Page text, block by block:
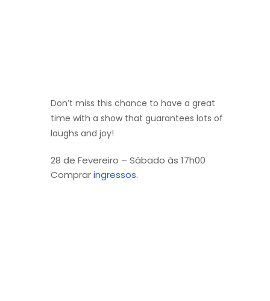
Don’t miss this chance to have a great
time with a show that guarantees lots of
laughs and joy!
28 de Fevereiro – Sábado às 17h00
Compraringressos.